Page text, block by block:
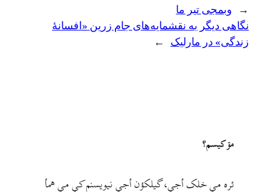
←
وبمجی تیر ما
نگاهی دیگر به نقشمایه‌های جام زرین «افسانهٔ
زندگی» در مارلیک
→
مۊ کيسم؟
ئره مي خلک أجي، گيلکؤن أجي نيويسنم کي مي همأ